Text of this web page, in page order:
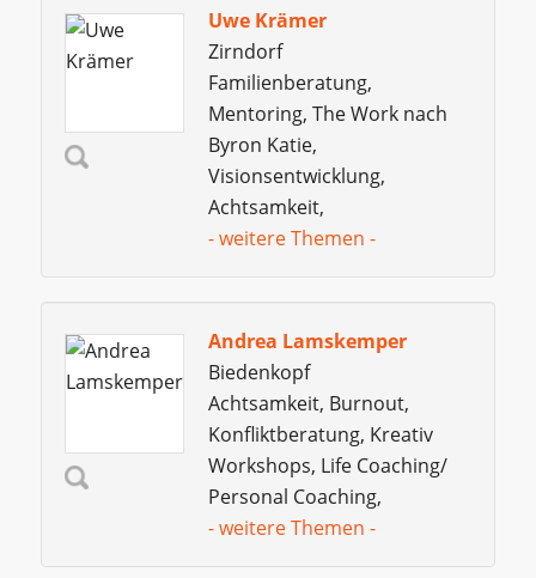
Uwe Krämer
Zirndorf
Familienberatung,
Mentoring, The Work nach
Byron Katie,
Visionsentwicklung,
Achtsamkeit,
- weitere Themen -
Andrea Lamskemper
Biedenkopf
Achtsamkeit, Burnout,
Konfliktberatung, Kreativ
Workshops, Life Coaching/
Personal Coaching,
- weitere Themen -